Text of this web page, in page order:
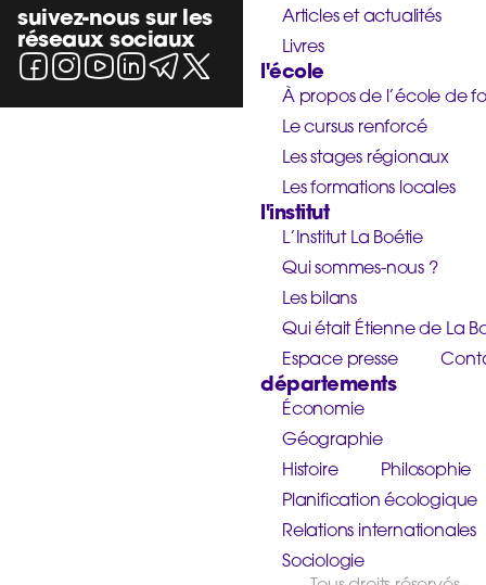
suivez-nous sur les
réseaux sociaux
Articles et actualités
Livres
l'école
À propos de l’école de
Le cursus renforcé
Les stages régionaux
Les formations locales
l'institut
L’Institut La Boétie
Qui sommes-nous ?
Les bilans
Qui était Étienne de La
Espace presse
départements
Économie
Géographie
Histoire
Philosophie
Planification écologique
Relations internationales
Sociologie